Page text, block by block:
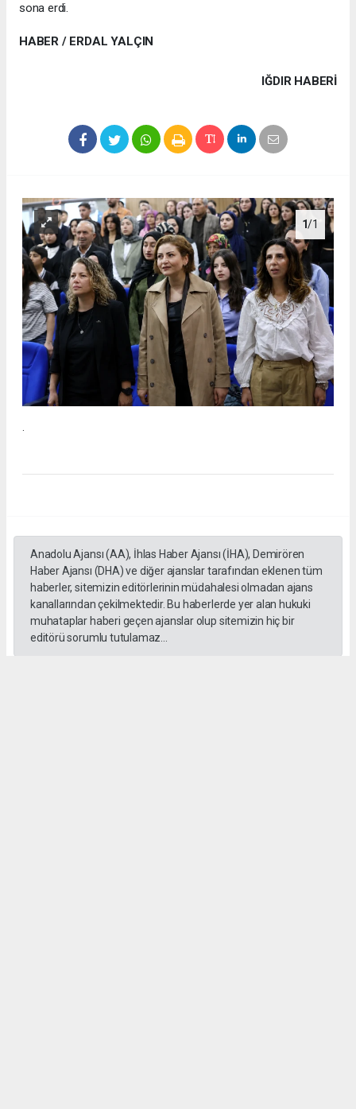
sona erdi.
HABER / ERDAL YALÇIN
IĞDIR HABERİ
1/1
Anadolu Ajansı (AA), İhlas Haber Ajansı (İHA), Demirören
Haber Ajansı (DHA) ve diğer ajanslar tarafından eklenen tüm
haberler, sitemizin editörlerinin müdahalesi olmadan ajans
kanallarından çekilmektedir. Bu haberlerde yer alan hukuki
muhataplar haberi geçen ajanslar olup sitemizin hiç bir
editörü sorumlu tutulamaz...